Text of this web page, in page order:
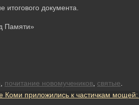
документа.
Памяти»
почитание новомучеников святые
приложились к частичкам мощей: